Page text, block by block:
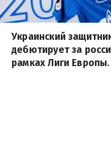
Украинский
дебютирует за
рамках Лиги Европы.